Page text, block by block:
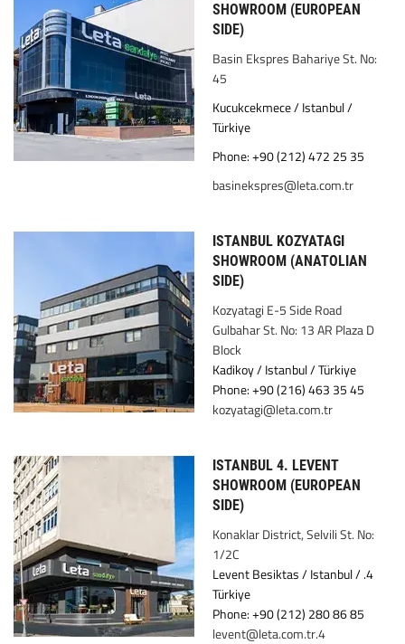
SHOWROOM (EUROPEAN
SIDE)
Basin Ekspres Bahariye St. No:
45
Kucukcekmece / Istanbul /
Türkiye
Phone: +90 (212) 472 25 35
basinekspres@leta.com.tr
ISTANBUL KOZYATAGI
SHOWROOM (ANATOLIAN
SIDE)
Kozyatagi E-5 Side Road
Gulbahar St. No: 13 AR Plaza D
Block
Kadikoy / Istanbul / Türkiye
Phone: +90 (216) 463 35 45
kozyatagi@leta.com.tr
ISTANBUL 4. LEVENT
SHOWROOM (EUROPEAN
SIDE)
Konaklar District, Selvili St. No:
1/2C
4. Levent Besiktas / Istanbul /
Türkiye
Phone: +90 (212) 280 86 85
4.levent@leta.com.tr